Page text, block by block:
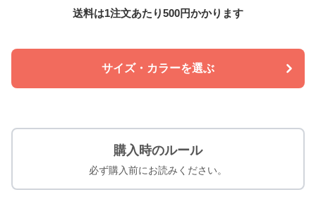
送料は1注文あたり500円かかります
サイズ・カラーを選ぶ
購入時のルール
必ず購入前にお読みください。